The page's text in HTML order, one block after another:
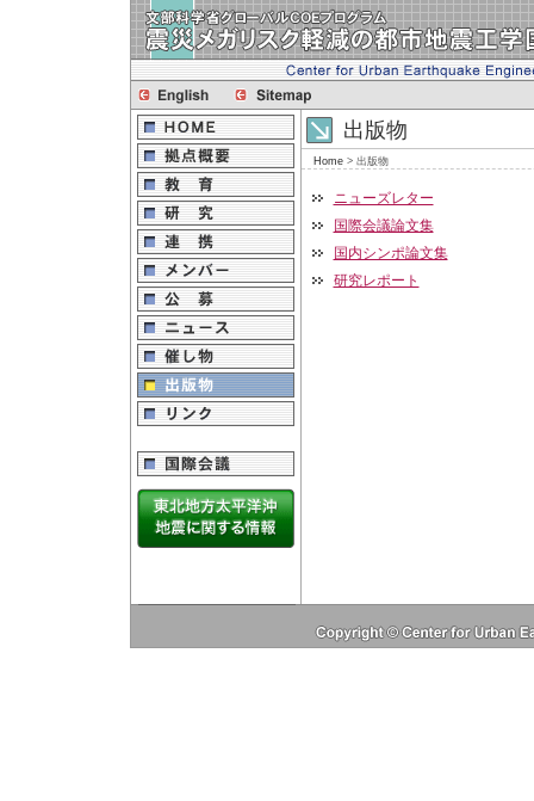
出版物
Home > 出版物
ニューズレター
国際会議論文集
国内シンポ論文集
研究レポート